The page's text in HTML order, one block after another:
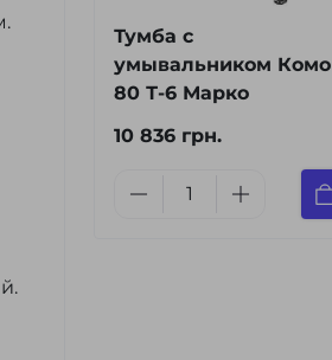
Тумба с
умывальником Комо
80 Т-6 Марко
10 836 грн.